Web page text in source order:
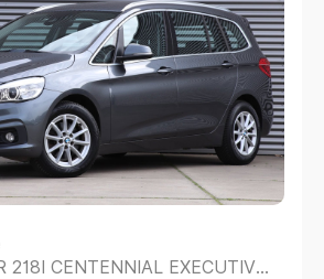
218I CENTENNIAL EXECUTIVE